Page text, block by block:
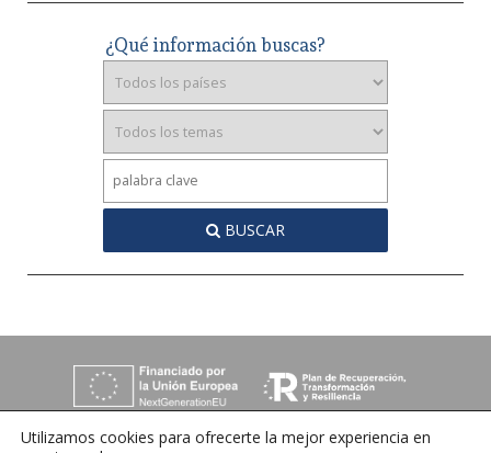
¿Qué información buscas?
BUSCAR
Utilizamos cookies para ofrecerte la mejor experiencia en